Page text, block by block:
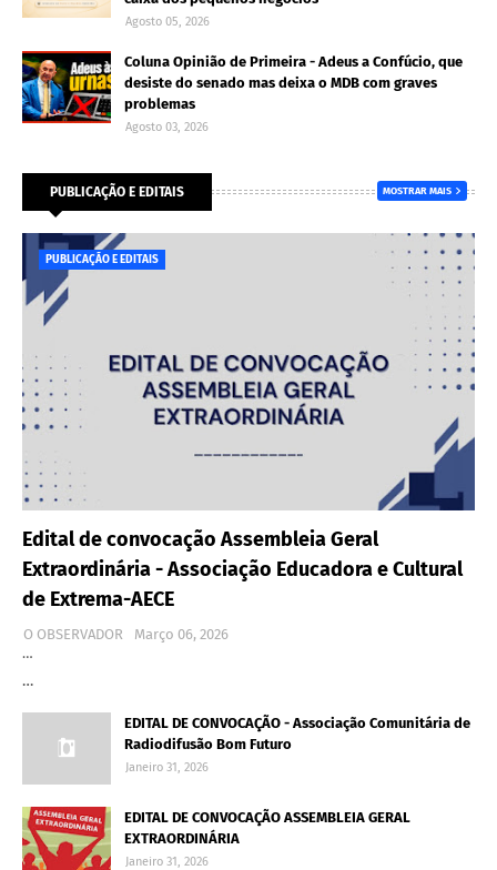
Agosto 05, 2026
Coluna Opinião de Primeira - Adeus a Confúcio, que
desiste do senado mas deixa o MDB com graves
problemas
Agosto 03, 2026
PUBLICAÇÃO E EDITAIS MOSTRAR MAIS
PUBLICAÇÃO E EDITAIS
Edital de convocação Assembleia Geral
Extraordinária - Associação Educadora e Cultural
de Extrema-AECE
O OBSERVADOR
Março 06, 2026
…
…
EDITAL DE CONVOCAÇÃO - Associação Comunitária de
Radiodifusão Bom Futuro
Janeiro 31, 2026
EDITAL DE CONVOCAÇÃO ASSEMBLEIA GERAL
EXTRAORDINÁRIA
Janeiro 31, 2026